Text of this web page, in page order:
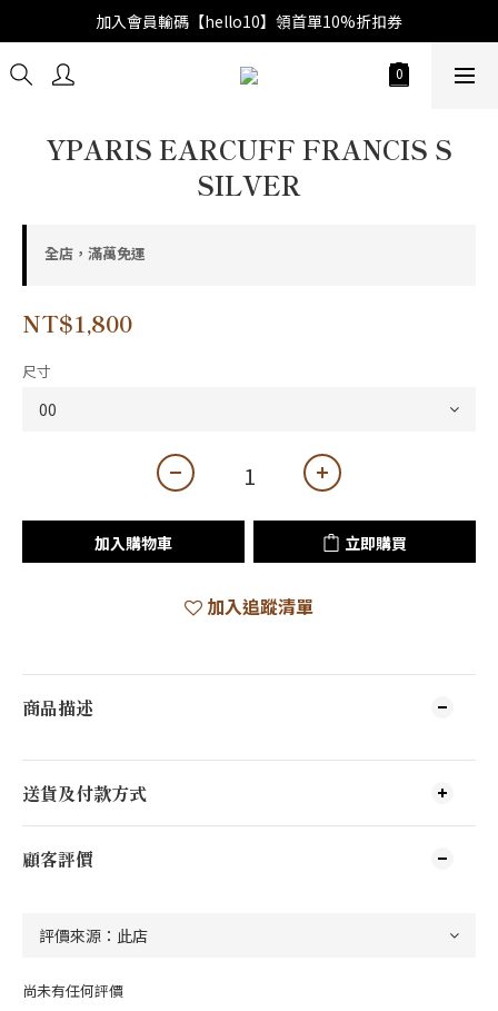
加入會員輸碼【hello10】領首單10%折扣券
YPARIS EARCUFF FRANCIS S
SILVER
全店，滿萬免運
NT$1,800
尺寸
加入購物車 立即購買
加入追蹤清單
商品描述
送貨及付款方式
顧客評價
尚未有任何評價